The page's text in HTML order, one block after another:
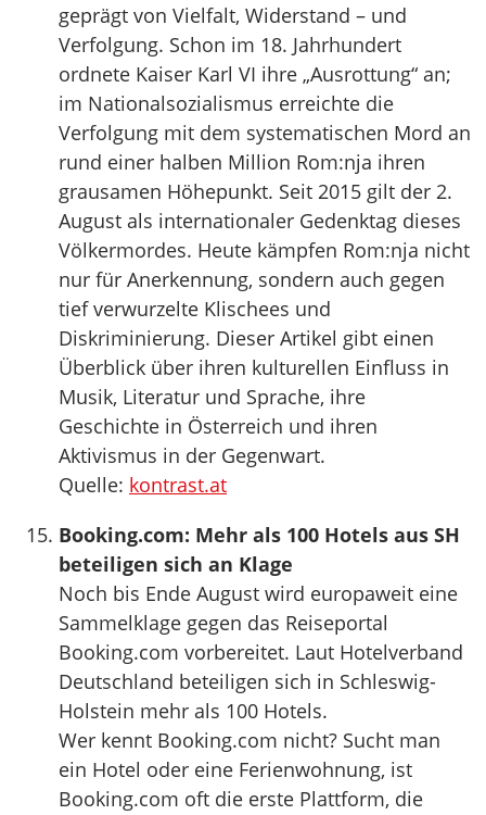
geprägt von Vielfalt, Widerstand – und
Verfolgung. Schon im 18. Jahrhundert
ordnete Kaiser Karl VI ihre „Ausrottung“ an;
im Nationalsozialismus erreichte die
Verfolgung mit dem systematischen Mord an
rund einer halben Million Rom:nja ihren
grausamen Höhepunkt. Seit 2015 gilt der 2.
August als internationaler Gedenktag dieses
Völkermordes. Heute kämpfen Rom:nja nicht
nur für Anerkennung, sondern auch gegen
tief verwurzelte Klischees und
Diskriminierung. Dieser Artikel gibt einen
Überblick über ihren kulturellen Einfluss in
Musik, Literatur und Sprache, ihre
Geschichte in Österreich und ihren
Aktivismus in der Gegenwart.
Quelle: kontrast.at
Booking.com: Mehr als 100 Hotels aus SH
beteiligen sich an Klage
Noch bis Ende August wird europaweit eine
Sammelklage gegen das Reiseportal
Booking.com vorbereitet. Laut Hotelverband
Deutschland beteiligen sich in Schleswig-
Holstein mehr als 100 Hotels.
Wer kennt Booking.com nicht? Sucht man
ein Hotel oder eine Ferienwohnung, ist
Booking.com oft die erste Plattform, die